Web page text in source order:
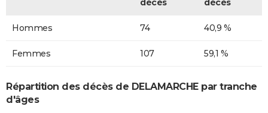
décès
décès
Hommes 74 40,9 %
Femmes 107 59,1 %
Répartition des décès de DELAMARCHE par tranche
d'âges